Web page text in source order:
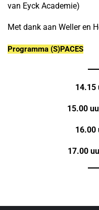
van Eyck Academie)
Met dank aan Weller en
Programma (S)PACES
14.15
15.00
16.00
17.00